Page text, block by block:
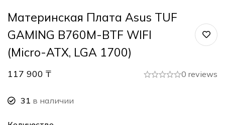
Материнская Плата Asus TUF
GAMING B760M-BTF WIFI
(micro-ATX, LGA 1700)
117 900 ₸ 0 reviews
31 в наличии